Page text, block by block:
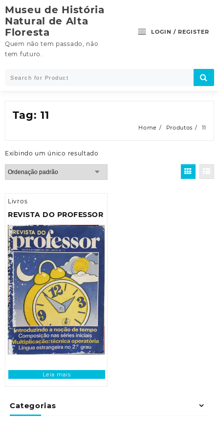
Skip
to
content
Museu de História
Natural de Alta
Floresta
Quem não tem passado, não
tem futuro.
LOGIN / REGISTER
Categorias
Tag: 11
Home Produtos 11
Exibindo um único resultado
Livros
REVISTA DO PROFESSOR
Leia mais